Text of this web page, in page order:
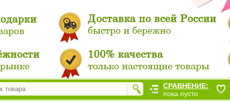
СРАВНЕНИЕ:
пока пусто